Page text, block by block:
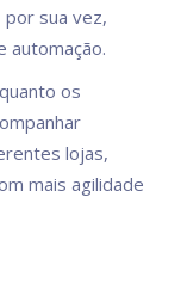
sua vez,
automação.
os
lojas,
mais agilidade